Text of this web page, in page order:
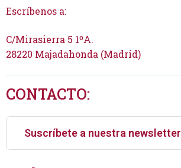
Escríbenos a:
C/Mirasierra 5 1ºA.
28220 Majadahonda (Madrid)
CONTACTO:
Suscríbete a nuestra newsletter